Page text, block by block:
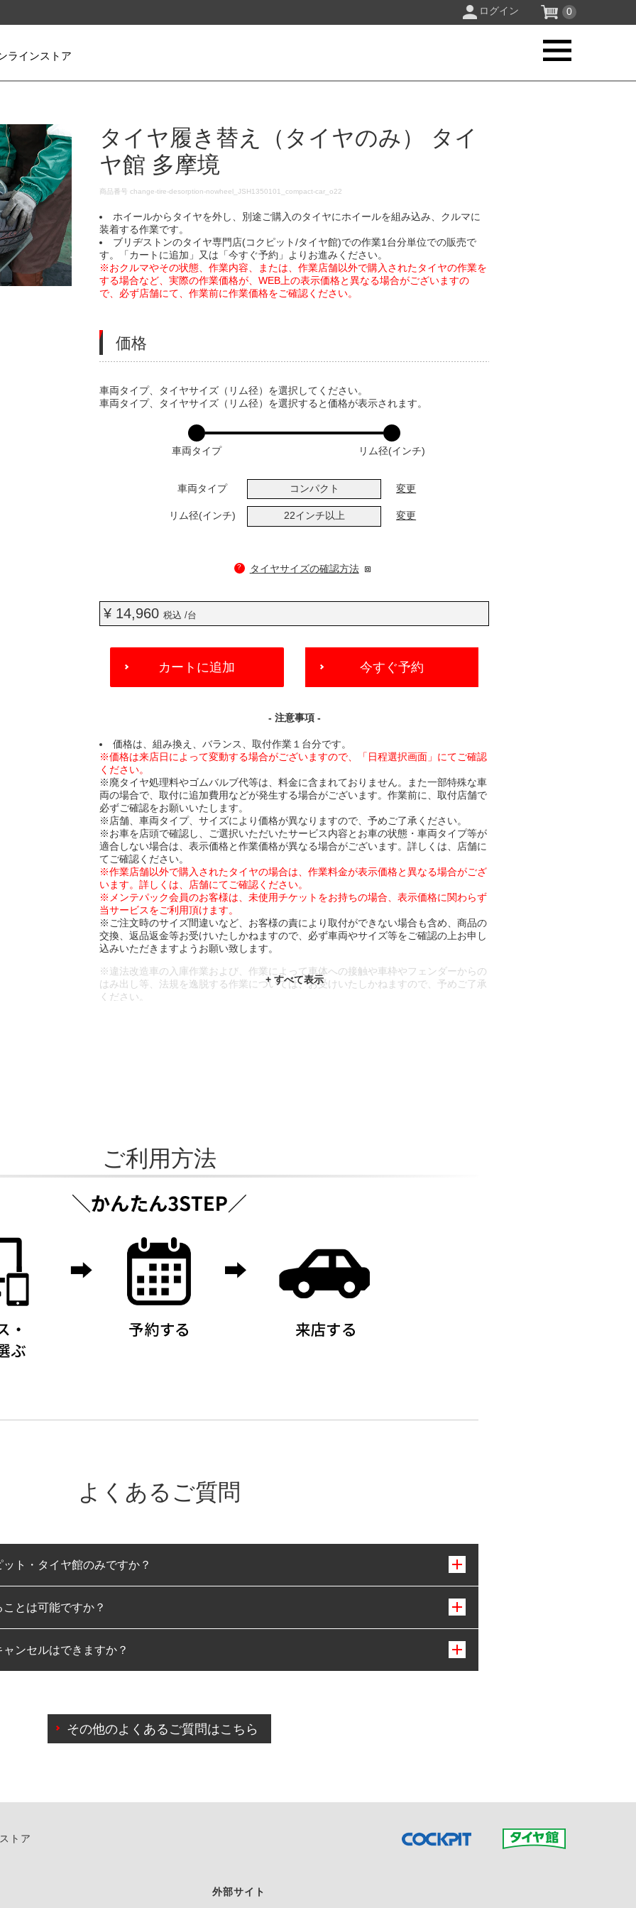
ログイン 0
ラインストア
タイヤ履き替え（タイヤのみ） タイ
ヤ館 多摩境
DETAILS
商品番号change-tire-desorption-nowheel_JSH1350101_compact-car_o22
ホイールからタイヤを外し、別途ご購入のタイヤにホイールを組み込み、クルマに
装着する作業です。
ブリヂストンのタイヤ専門店(コクピット/タイヤ館)での作業1台分単位での販売で
す。「カートに追加」又は「今すぐ予約」よりお進みください。
※おクルマやその状態、作業内容、または、作業店舗以外で購入されたタイヤの作業を
する場合など、実際の作業価格が、WEB上の表示価格と異なる場合がございますの
で、必ず店舗にて、作業前に作業価格をご確認ください。
価格
VARIATIONS
車両タイプ、タイヤサイズ（リム径）を選択してください。
車両タイプ、タイヤサイズ（リム径）を選択すると価格が表示されます。
車両タイプ リム径(インチ)
車両タイプ コンパクト 変更
リム径(インチ) 22インチ以上 変更
? タイヤサイズの確認方法
¥ 14,960税込 /台
ADD
CART
カートに追加 今すぐ予約
- 注意事項 -
価格は、組み換え、バランス、取付作業１台分です。
※価格は来店日によって変動する場合がございますので、「日程選択画面」にてご確認
ください。
※廃タイヤ処理料やゴムバルブ代等は、料金に含まれておりません。また一部特殊な車
両の場合で、取付に追加費用などが発生する場合がございます。作業前に、取付店舗で
必ずご確認をお願いいたします。
※店舗、車両タイプ、サイズにより価格が異なりますので、予めご了承ください。
※お車を店頭で確認し、ご選択いただいたサービス内容とお車の状態・車両タイプ等が
適合しない場合は、表示価格と作業価格が異なる場合がございます。詳しくは、店舗に
てご確認ください。
※作業店舗以外で購入されたタイヤの場合は、作業料金が表示価格と異なる場合がござ
います。詳しくは、店舗にてご確認ください。
※メンテパック会員のお客様は、未使用チケットをお持ちの場合、表示価格に関わらず
当サービスをご利用頂けます。
※ご注文時のサイズ間違いなど、お客様の責により取付ができない場合も含め、商品の
交換、返品返金等お受けいたしかねますので、必ず車両やサイズ等をご確認の上お申し
込みいただきますようお願い致します。
※違法改造車の入庫作業および、作業によって車体への接触や車枠やフェンダーからの
はみ出し等、法規を逸脱する作業については、お受けいたしかねますので、予めご了承
ください。
ご利用方法
よくあるご質問
ト・タイヤ館のみですか？
みとなります。
とは可能ですか？
可能です。
ンセルはできますか？
によりご予約のキャンセルをご希望の際は、直接ご予約いただいた店舗へご連絡くださ
その他のよくあるご質問はこちら
トア
外部サイト